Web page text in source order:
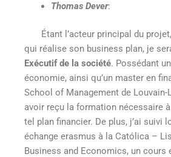
Thomas Dever:
Étant l’acteur principal du
qui réalise son business plan, je
Exécutif de la société. Possédant
économie, ainsi qu’un master en
School of Management de Louvain-
avoir reçu la formation nécessaire
tel plan financier. De plus, j’ai suivi
échange erasmus à la Católica –
Business and Economics, un cours